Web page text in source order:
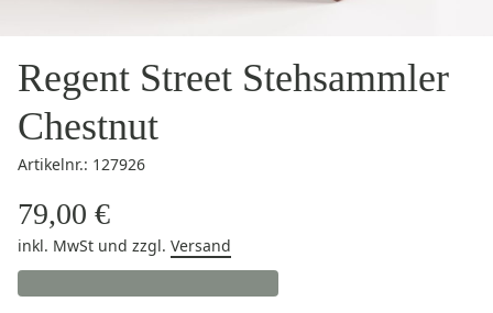
Regent Street Stehsammler
Chestnut
Artikelnr.: 127926
79,00 €
inkl. MwSt und zzgl. Versand